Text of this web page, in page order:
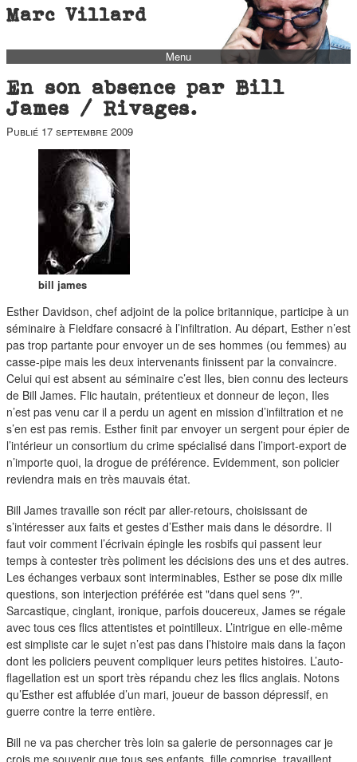
Marc Villard
Menu
biblio
blog
short stories
duos
En son absence par Bill
James / Rivages.
Publié 17 septembre 2009
bill james
Esther Davidson, chef adjoint de la police britannique, participe à un
séminaire à Fieldfare consacré à l’infiltration. Au départ, Esther n’est
pas trop partante pour envoyer un de ses hommes (ou femmes) au
casse-pipe mais les deux intervenants finissent par la convaincre.
Celui qui est absent au séminaire c’est Iles, bien connu des lecteurs
de Bill James. Flic hautain, prétentieux et donneur de leçon, Iles
n’est pas venu car il a perdu un agent en mission d’infiltration et ne
s’en est pas remis. Esther finit par envoyer un sergent pour épier de
l’intérieur un consortium du crime spécialisé dans l’import-export de
n’importe quoi, la drogue de préférence. Evidemment, son policier
reviendra mais en très mauvais état.
Bill James travaille son récit par aller-retours, choisissant de
s’intéresser aux faits et gestes d’Esther mais dans le désordre. Il
faut voir comment l’écrivain épingle les rosbifs qui passent leur
temps à contester très poliment les décisions des uns et des autres.
Les échanges verbaux sont interminables, Esther se pose dix mille
questions, son interjection préférée est "dans quel sens ?".
Sarcastique, cinglant, ironique, parfois doucereux, James se régale
avec tous ces flics attentistes et pointilleux. L’intrigue en elle-même
est simpliste car le sujet n’est pas dans l’histoire mais dans la façon
dont les policiers peuvent compliquer leurs petites histoires. L’auto-
flagellation est un sport très répandu chez les flics anglais. Notons
qu’Esther est affublée d’un mari, joueur de basson dépressif, en
guerre contre la terre entière.
Bill ne va pas chercher très loin sa galerie de personnages car je
crois me souvenir que tous ses enfants, fille comprise, travaillent